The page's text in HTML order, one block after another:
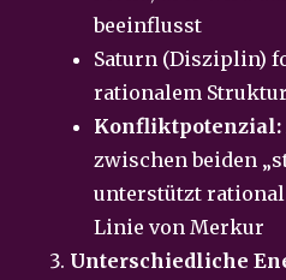
beeinflusst
Saturn (Disziplin)
rationalem
Konfliktpotenzial:
zwischen beiden
unterstützt
Linie von Merkur
Unterschiedliche